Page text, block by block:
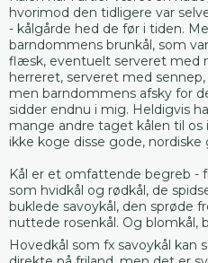
hvorimod den tidligere var
- kålgårde hed de før i tiden.
barndommens brunkål, som
flæsk, eventuelt serveret med
herreret, serveret med
men barndommens afsky for
sidder endnu i mig. Heldigvis
mange andre taget kålen til
ikke koge disse gode,
Kål er et omfattende begreb -
som hvidkål og rødkål, de
buklede savoykål, den sprøde
nuttede rosenkål. Og blomkål,
Hovedkål som fx savoykål kan